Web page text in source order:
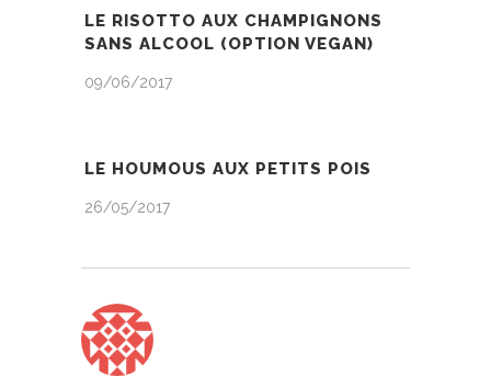
LE RISOTTO AUX CHAMPIGNONS
SANS ALCOOL (OPTION VEGAN)
09/06/2017
LE HOUMOUS AUX PETITS POIS
26/05/2017